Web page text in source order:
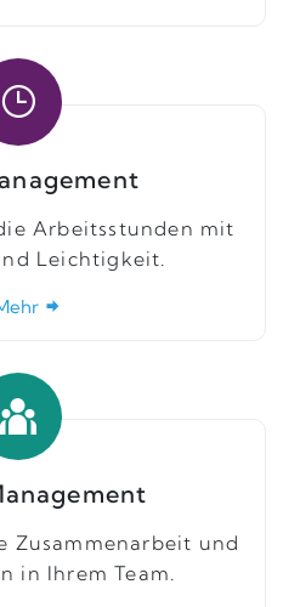
Arbeitsstunden mit
Leichtigkeit.
Zusammenarbeit und
in Ihrem Team.